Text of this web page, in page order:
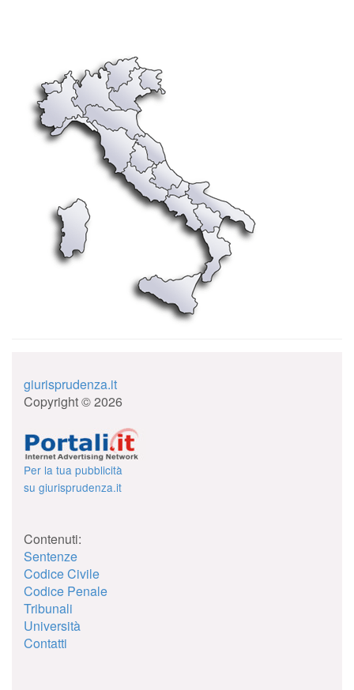
giurisprudenza.it
Copyright © 2026
Per la tua pubblicità
su giurisprudenza.it
Contenuti:
Sentenze
Codice Civile
Codice Penale
Tribunali
Università
Contatti